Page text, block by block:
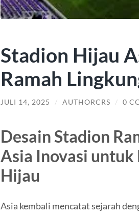
Stadion Hijau
Ramah
JULI 14, 2025 / AUTHORCRS / 0
Desain Stadion
Asia Inovasi untuk
Hijau
Asia kembali mencatat sejarah